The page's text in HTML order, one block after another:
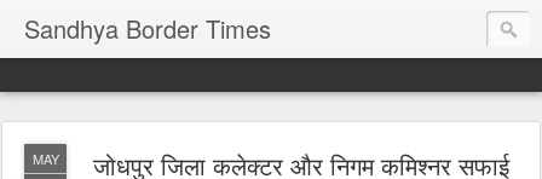
Sandhya Border Times
MAY
जोधपुर जिला कलेक्टर और निगम कमिश्नर सफाई